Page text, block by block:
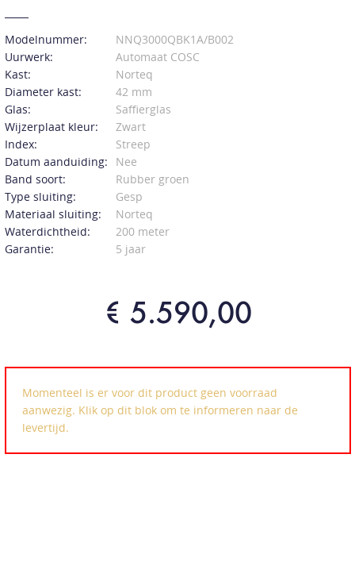
Modelnummer:
NNQ3000QBK1A/B002
Uurwerk:
Automaat COSC
Kast:
Norteq
Diameter kast:
42 mm
Glas:
Saffierglas
Wijzerplaat kleur:
Zwart
Index:
Streep
Datum aanduiding:
Nee
Band soort:
Rubber groen
Type sluiting:
Gesp
Materiaal sluiting:
Norteq
Waterdichtheid:
200 meter
Garantie:
5 jaar
€ 5.590,00
Momenteel is er voor dit product geen voorraad
aanwezig. Klik op dit blok om te informeren naar de
levertijd.